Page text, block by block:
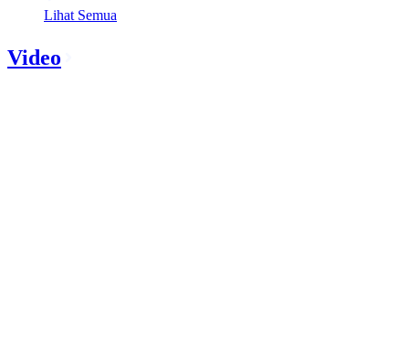
Lihat Semua
Video